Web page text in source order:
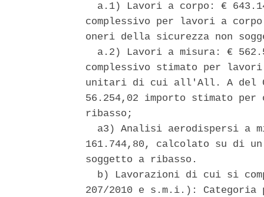
a.1) Lavori a corpo: €
complessivo per lavori a
oneri della sicurezza non
a.2) Lavori a misura: €
complessivo stimato per
unitari di cui all'All. A del
56.254,02 importo stimato
ribasso;
a3) Analisi aerodispersi a
161.744,80, calcolato su di
soggetto a ribasso.
b) Lavorazioni di cui si
207/2010 e s.m.i.): Categoria